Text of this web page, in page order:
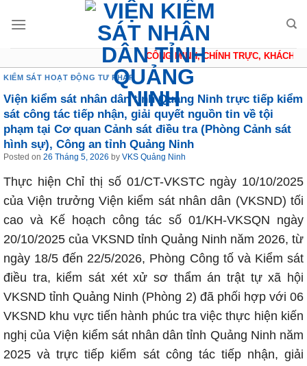
CÔNG MINH, CHÍNH TRỰC, KHÁCH
KIỂM SÁT HOẠT ĐỘNG TƯ PHÁP
Viện kiểm sát nhân dân tỉnh Quảng Ninh trực tiếp kiểm
sát công tác tiếp nhận, giải quyết nguồn tin về tội
phạm tại Cơ quan Cảnh sát điều tra (Phòng Cảnh sát
hình sự), Công an tỉnh Quảng Ninh
Posted on 26 Tháng 5, 2026 by VKS Quảng Ninh
Thực hiện Chỉ thị số 01/CT-VKSTC ngày 10/10/2025
của Viện trưởng Viện kiểm sát nhân dân (VKSND) tối
cao và Kế hoạch công tác số 01/KH-VKSQN ngày
20/10/2025 của VKSND tỉnh Quảng Ninh năm 2026, từ
ngày 18/5 đến 22/5/2026, Phòng Công tố và Kiểm sát
điều tra, kiểm sát xét xử sơ thẩm án trật tự xã hội
VKSND tỉnh Quảng Ninh (Phòng 2) đã phối hợp với 06
VKSND khu vực tiến hành phúc tra việc thực hiện kiến
nghị của Viện kiểm sát nhân dân tỉnh Quảng Ninh năm
2025 và trực tiếp kiểm sát công tác tiếp nhận, giải